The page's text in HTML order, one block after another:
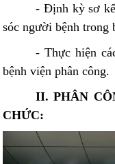
- Định kỳ sơ
sóc người bệnh trong
- Thực hiện
bệnh viện phân công.
II. PHÂN
CHỨC: